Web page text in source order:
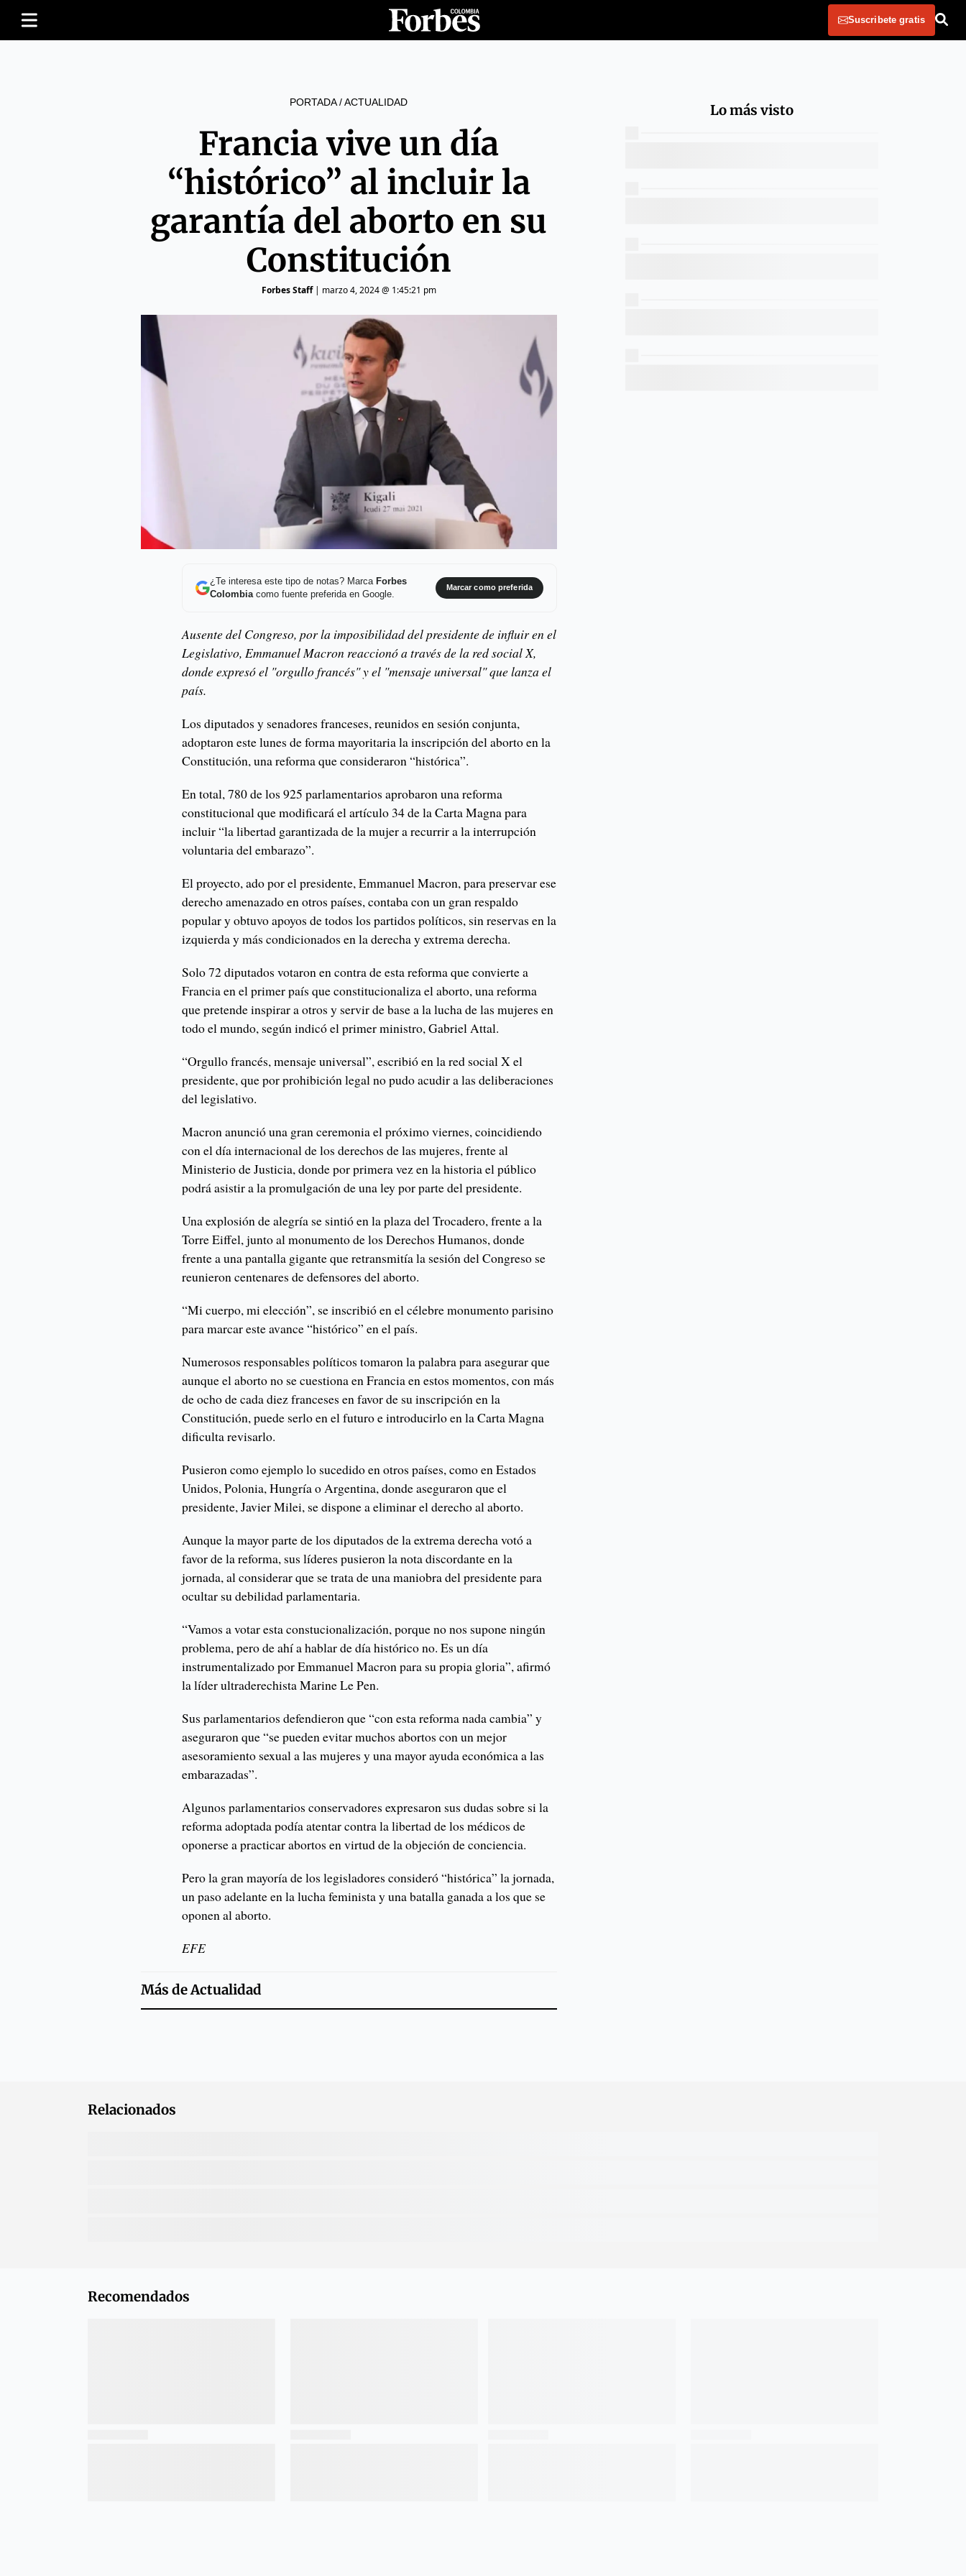
Suscribete gratis
PORTADA/ACTUALIDAD
Francia vive un día
“histórico” al incluir la
garantía del aborto en su
Constitución
Forbes Staff| marzo 4, 2024 @ 1:45:21 pm
¿Te interesa este tipo de notas? Marca Forbes
Colombiacomo fuente preferida en Google.
Marcar como preferida
Ausente del Congreso, por la imposibilidad del presidente de influir en el
Legislativo, Emmanuel Macron reaccionó a través de la red social X,
donde expresó el "orgullo francés" y el "mensaje universal" que lanza el
país.
Los diputados y senadores franceses, reunidos en sesión conjunta,
adoptaron este lunes de forma mayoritaria la inscripción del aborto en la
Constitución, una reforma que consideraron “histórica”.
En total, 780 de los 925 parlamentarios aprobaron una reforma
constitucional que modificará el artículo 34 de la Carta Magna para
incluir “la libertad garantizada de la mujer a recurrir a la interrupción
voluntaria del embarazo”.
El proyecto, ado por el presidente, Emmanuel Macron, para preservar ese
derecho amenazado en otros países, contaba con un gran respaldo
popular y obtuvo apoyos de todos los partidos políticos, sin reservas en la
izquierda y más condicionados en la derecha y extrema derecha.
Solo 72 diputados votaron en contra de esta reforma que convierte a
Francia en el primer país que constitucionaliza el aborto, una reforma
que pretende inspirar a otros y servir de base a la lucha de las mujeres en
todo el mundo, según indicó el primer ministro, Gabriel Attal.
“Orgullo francés, mensaje universal”, escribió en la red social X el
presidente, que por prohibición legal no pudo acudir a las deliberaciones
del legislativo.
Macron anunció una gran ceremonia el próximo viernes, coincidiendo
con el día internacional de los derechos de las mujeres, frente al
Ministerio de Justicia, donde por primera vez en la historia el público
podrá asistir a la promulgación de una ley por parte del presidente.
Una explosión de alegría se sintió en la plaza del Trocadero, frente a la
Torre Eiffel, junto al monumento de los Derechos Humanos, donde
frente a una pantalla gigante que retransmitía la sesión del Congreso se
reunieron centenares de defensores del aborto.
“Mi cuerpo, mi elección”, se inscribió en el célebre monumento parisino
para marcar este avance “histórico” en el país.
Numerosos responsables políticos tomaron la palabra para asegurar que
aunque el aborto no se cuestiona en Francia en estos momentos, con más
de ocho de cada diez franceses en favor de su inscripción en la
Constitución, puede serlo en el futuro e introducirlo en la Carta Magna
dificulta revisarlo.
Pusieron como ejemplo lo sucedido en otros países, como en Estados
Unidos, Polonia, Hungría o Argentina, donde aseguraron que el
presidente, Javier Milei, se dispone a eliminar el derecho al aborto.
Aunque la mayor parte de los diputados de la extrema derecha votó a
favor de la reforma, sus líderes pusieron la nota discordante en la
jornada, al considerar que se trata de una maniobra del presidente para
ocultar su debilidad parlamentaria.
“Vamos a votar esta constucionalización, porque no nos supone ningún
problema, pero de ahí a hablar de día histórico no. Es un día
instrumentalizado por Emmanuel Macron para su propia gloria”, afirmó
la líder ultraderechista Marine Le Pen.
Sus parlamentarios defendieron que “con esta reforma nada cambia” y
aseguraron que “se pueden evitar muchos abortos con un mejor
asesoramiento sexual a las mujeres y una mayor ayuda económica a las
embarazadas”.
Algunos parlamentarios conservadores expresaron sus dudas sobre si la
reforma adoptada podía atentar contra la libertad de los médicos de
oponerse a practicar abortos en virtud de la objeción de conciencia.
Pero la gran mayoría de los legisladores consideró “histórica” la jornada,
un paso adelante en la lucha feminista y una batalla ganada a los que se
oponen al aborto.
EFE
Más deActualidad
Lo más visto
Relacionados
Recomendados